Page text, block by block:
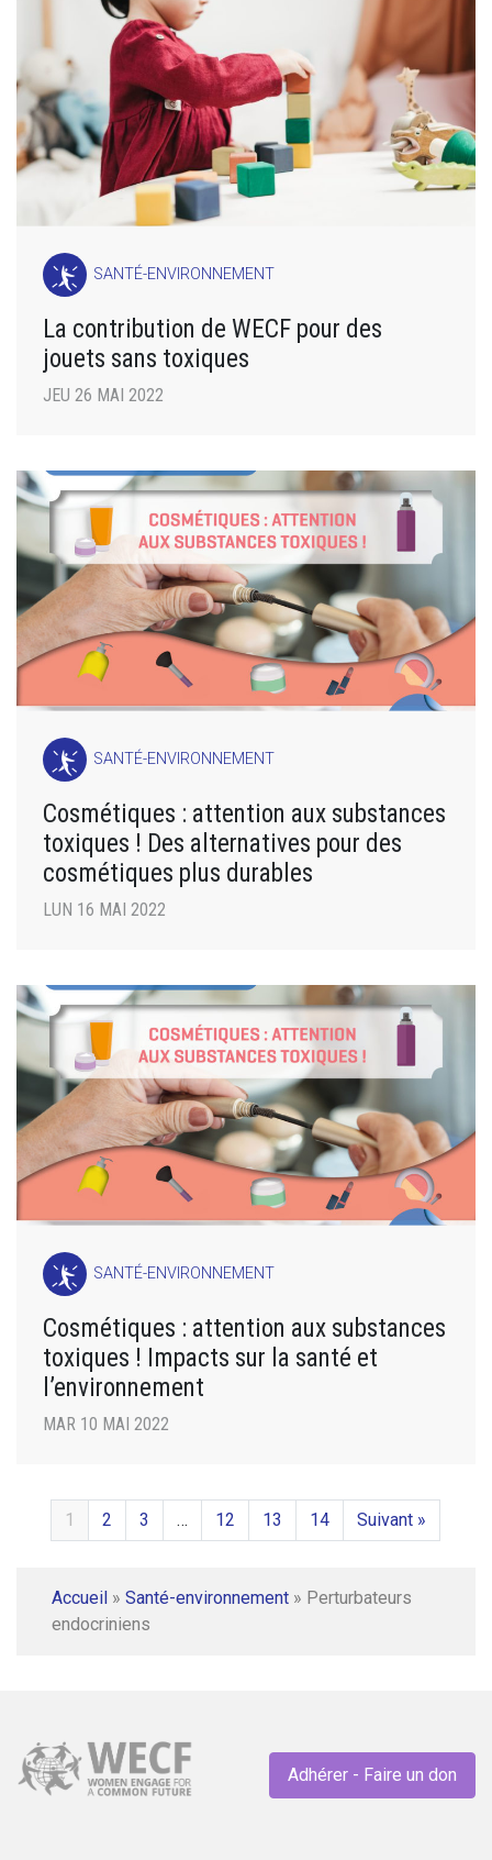
SANTÉ-ENVIRONNEMENT
La contribution de WECF pour des
jouets sans toxiques
JEU 26 MAI 2022
SANTÉ-ENVIRONNEMENT
Cosmétiques : attention aux substances
toxiques ! Des alternatives pour des
cosmétiques plus durables
LUN 16 MAI 2022
SANTÉ-ENVIRONNEMENT
Cosmétiques : attention aux substances
toxiques ! Impacts sur la santé et
l’environnement
MAR 10 MAI 2022
1 2 3 … 12 13 14 Suivant »
Accueil » Santé-environnement » Perturbateurs
endocriniens
Adhérer - Faire un don